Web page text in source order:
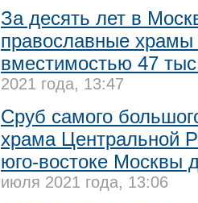
За десять лет в
православные
вместимостью 47
2021 года, 13:47
Сруб самого
храма Центральной
юго-востоке Москвы
июля 2021 года, 13:06